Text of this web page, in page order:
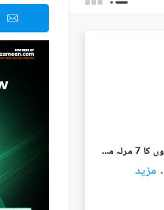
گلبہار سکیم - سیکٹر 1 گلبہار سکیم,راولپنڈی میں 2 کمروں کا 7 مرلہ مکان 1.5 کروڑ میں برائے فروخت۔
مزید